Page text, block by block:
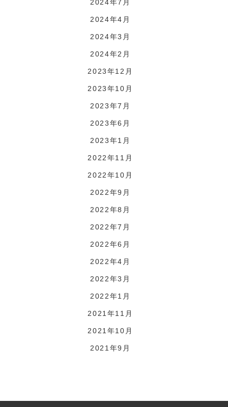
2024年7月
2024年4月
2024年3月
2024年2月
2023年12月
2023年10月
2023年7月
2023年6月
2023年1月
2022年11月
2022年10月
2022年9月
2022年8月
2022年7月
2022年6月
2022年4月
2022年3月
2022年1月
2021年11月
2021年10月
2021年9月